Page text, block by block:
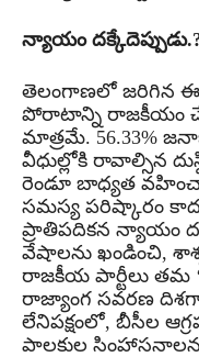
న్యాయం
తెలంగాణలో జరిగిన
పోరాటాన్ని రాజకీయం
మాత్రమే. 56.33%
వీధుల్లోకి రావాల్సిన
రెండూ బాధ్యత
సమస్య పరిష్కారం
ప్రాతిపదికన న్యాయం
వేషాలను ఖండించి,
రాజకీయ పార్టీలు తమ
రాజ్యాంగ సవరణ
లేనిపక్షంలో, బీసీల
పాలకుల